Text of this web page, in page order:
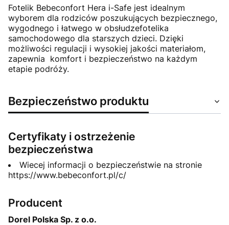
Fotelik Bebeconfort Hera i-Safe jest idealnym
wyborem dla rodziców poszukujących bezpiecznego,
wygodnego i łatwego w obsłudzefotelika
samochodowego dla starszych dzieci. Dzięki
możliwości regulacji i wysokiej jakości materiałom,
zapewnia komfort i bezpieczeństwo na każdym
etapie podróży.
Bezpieczeństwo produktu
Certyfikaty i ostrzeżenie
bezpieczeństwa
Wiecej informacji o bezpieczeństwie na stronie
https://www.bebeconfort.pl/c/
Producent
Dorel Polska Sp. z o.o.